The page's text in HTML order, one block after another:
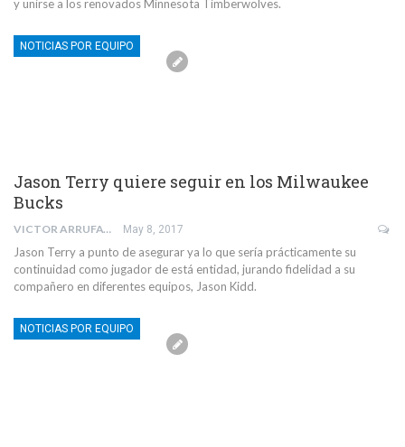
y unirse a los renovados Minnesota Timberwolves.
NOTICIAS POR EQUIPO
Jason Terry quiere seguir en los Milwaukee
Bucks
VICTOR ARRUFAT EDO May 8, 2017
Jason Terry a punto de asegurar ya lo que sería prácticamente su
continuidad como jugador de está entidad, jurando fidelidad a su
compañero en diferentes equipos, Jason Kidd.
NOTICIAS POR EQUIPO